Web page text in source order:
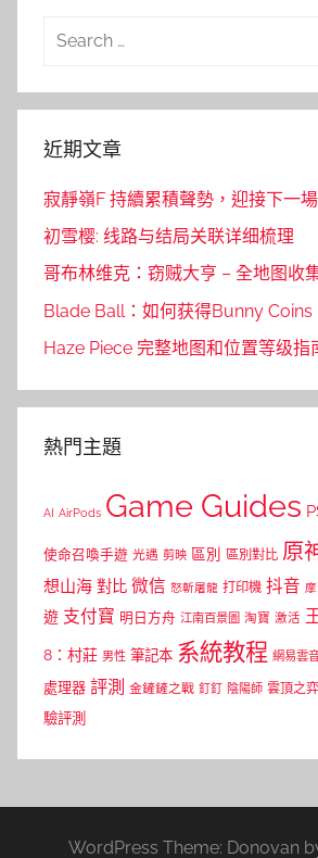
Search
近期文章
寂靜嶺F 持續累積聲勢，迎接下一
初雪樱: 线路与结局关联详细梳理
哥布林维克：窃贼大亨 – 全地图收
Blade Ball：如何获得Bunny Coins
Haze Piece 完整地图和位置等级指
熱門主題
AI AirPods Game Guides
使命召喚手遊 光遇 剪映 區別 區別對比 原
想山海 對比 微信 怒斬屠龍 打印機 抖音
遊 支付寶 明日方舟 江南百景圖 淘寶 激活
8：村莊 男性 筆記本 系統教程 網易雲
處理器 評測 金鏟鏟之戰 釘釘 陰陽師 雲頂之弈
驗評測
WordPress Theme: Donovan